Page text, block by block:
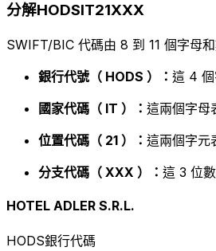
分解HODSIT21XXX
SWIFT/BIC 代碼由 8 到 11 個字母
銀行代號（ HODS ）： 這 4 個
國家代碼（ IT ）： 這兩個字母
位置代碼（ 21 ）： 這兩個字元
分支代碼（ XXX ）： 這 3 位
HOTEL ADLER S.R.L.
HODS銀行代碼